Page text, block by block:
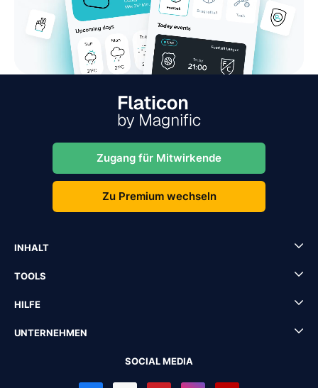
Zugang für Mitwirkende
Zu Premium wechseln
INHALT
TOOLS
HILFE
UNTERNEHMEN
SOCIAL MEDIA